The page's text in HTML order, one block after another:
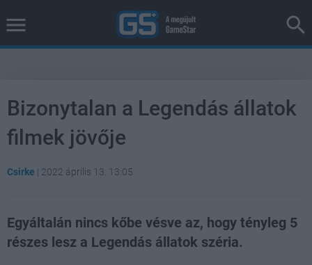
Bizonytalan a Legendás állatok
filmek jövője
Csirke | 2022 április 13. 13:05
Egyáltalán nincs kőbe vésve az, hogy tényleg 5
részes lesz a Legendás állatok széria.